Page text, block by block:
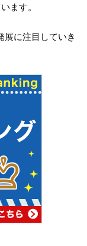
ます。
展に注目していき